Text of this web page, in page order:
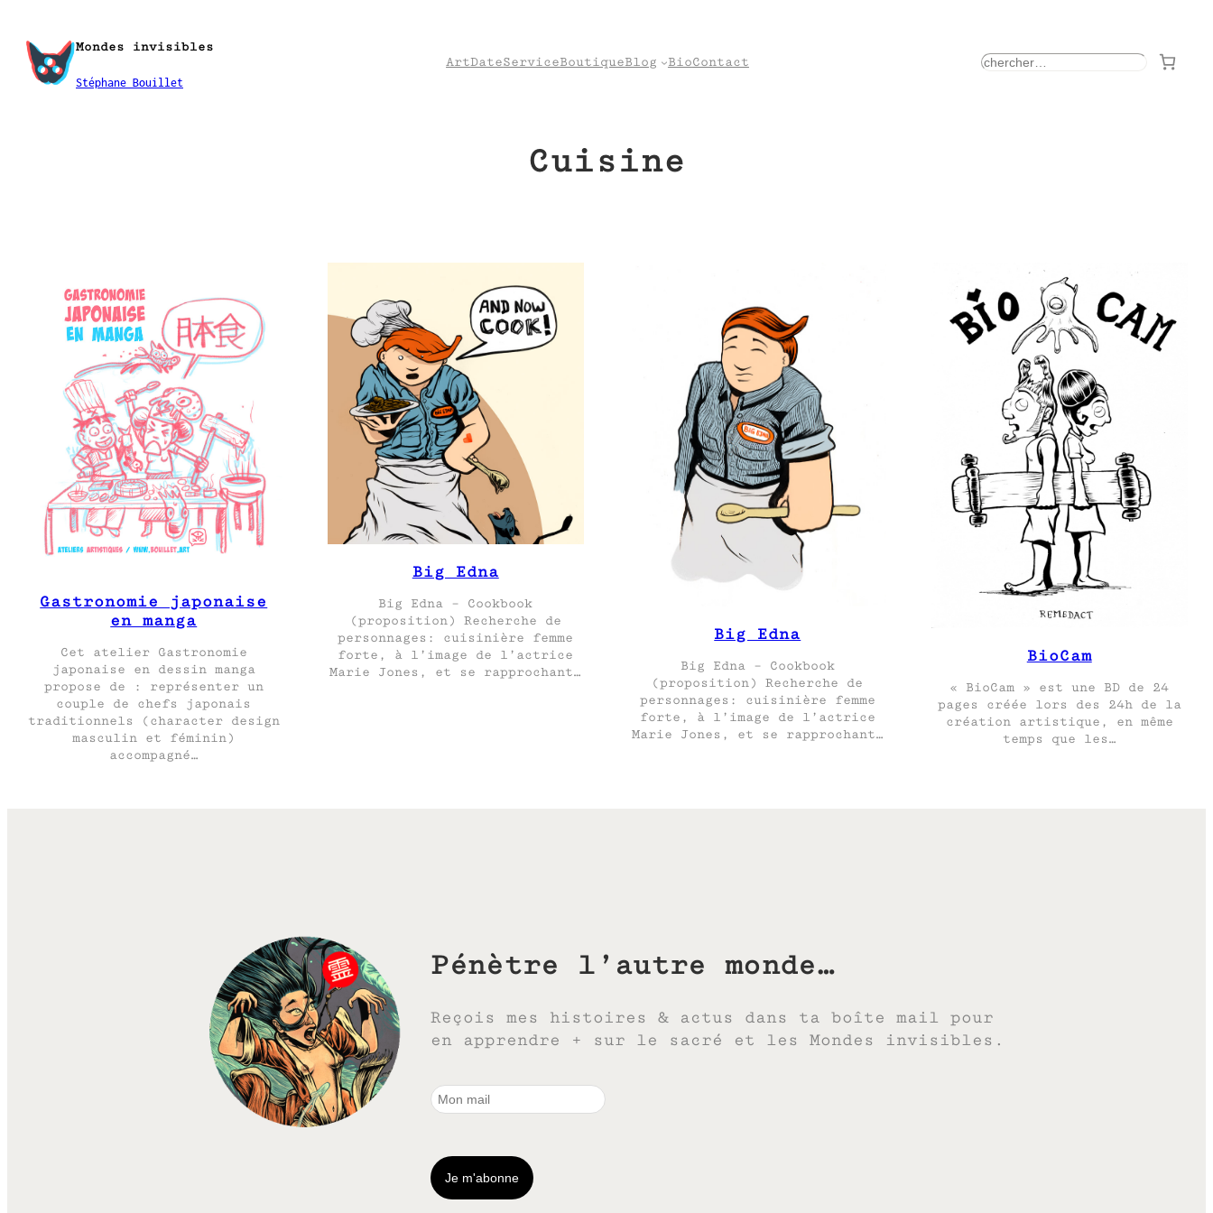
contenu
Mondes invisibles
Stéphane Bouillet
ArtDateServiceBoutiqueBlog BioContact rechercher
Cuisine
Gastronomie japonaise
en manga
Cet atelier Gastronomie
japonaise en dessin manga
propose de : représenter un
couple de chefs japonais
traditionnels (character design
masculin et féminin)
accompagné…
Big Edna
Big Edna – Cookbook
(proposition) Recherche de
personnages: cuisinière femme
forte, à l’image de l’actrice
Marie Jones, et se rapprochant…
Big Edna
Big Edna – Cookbook
(proposition) Recherche de
personnages: cuisinière femme
forte, à l’image de l’actrice
Marie Jones, et se rapprochant…
BioCam
« BioCam » est une BD de 24
pages créée lors des 24h de la
création artistique, en même
temps que les…
Pénètre l’autre monde…
Reçois mes histoires & actus dans ta boîte mail pour
en apprendre + sur le sacré et les Mondes invisibles.